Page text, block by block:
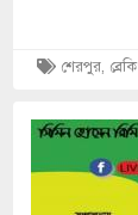
শেরপুর,
Image